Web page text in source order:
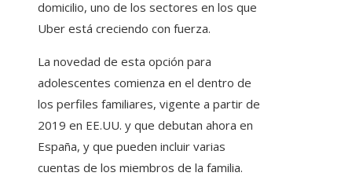
domicilio, uno de los sectores en los que
Uber está creciendo con fuerza.
La novedad de esta opción para
adolescentes comienza en el dentro de
los perfiles familiares, vigente a partir de
2019 en EE.UU. y que debutan ahora en
España, y que pueden incluir varias
cuentas de los miembros de la familia.